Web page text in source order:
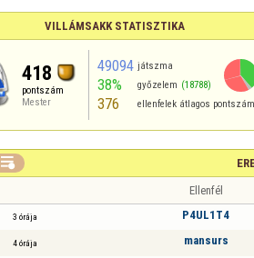
VILLÁMSAKK STATISZTIKA
418
pontszám
Mester
49094 játszma
38% győzelem (18788)
376 ellenfelek átlagos

Ellenfél
3 órája P4UL1T4
4 órája mansurs